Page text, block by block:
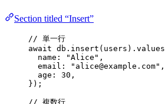
Section titled “Insert”
// 単一行
await db . insert (users) . values
name:
"Alice " ,
email:
" alice@example.com" ,
age: 30 ,
});
// 複数行